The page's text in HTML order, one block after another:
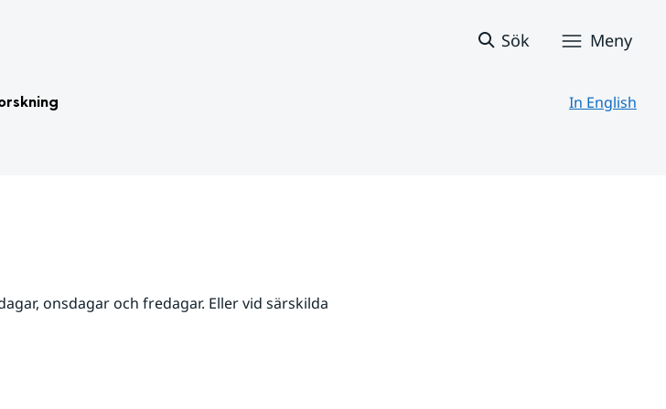
Sök Meny
In English
onsdagar och fredagar. Eller vid särskilda